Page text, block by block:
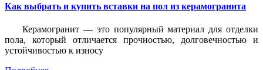
Как выбрать и купить вставки на пол из керамогранита
Керамогранит — это популярный материал для отделки
пола, который отличается прочностью, долговечностью и
устойчивостью к износу